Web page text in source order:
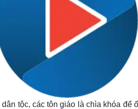
tộc, các tôn giáo là chìa khóa để